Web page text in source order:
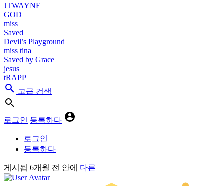
JTWAYNE
GOD
miss
Saved
Devil’s Playground
miss tina
Saved by Grace
jesus
tRAPP
고급 검색
로그인 등록하다
로그인
등록하다
게시됨 6개월 전 안에 다른